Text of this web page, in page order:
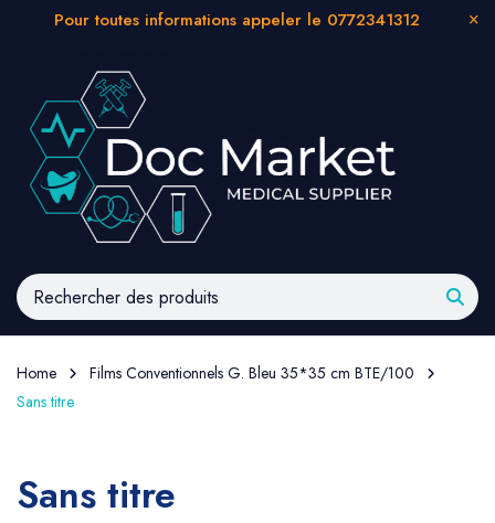
Pour toutes informations appeler le 0772341312
Home
Films Conventionnels G. Bleu 35*35 cm BTE/100
Sans titre
Sans titre